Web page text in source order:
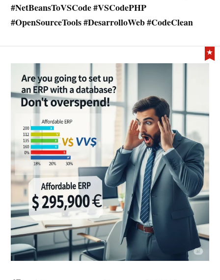
#NetBeansToVSCode #VSCodePHP
#OpenSourceTools #DesarrolloWeb #CodeClean